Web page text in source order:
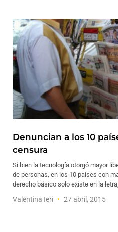
Denuncian a los 10
censura
Si bien la tecnología otorgó mayor
de personas, en los 10 países con
derecho básico solo existe en la
Valentina Ieri 27 abril, 2015